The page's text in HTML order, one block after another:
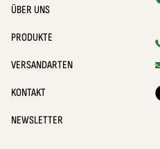
ÜBER UNS
PRODUKTE
VERSANDARTEN
KONTAKT
NEWSLETTER